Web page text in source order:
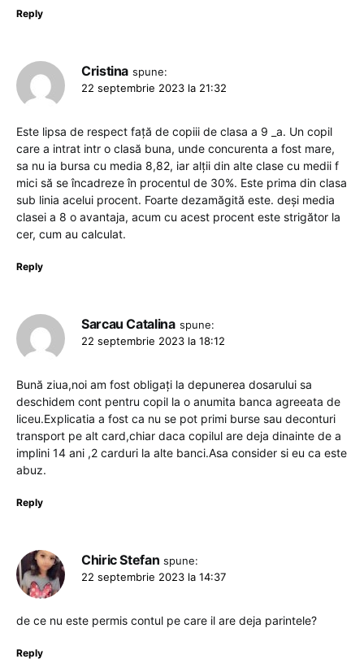
Reply
Cristina spune:
22 septembrie 2023 la 21:32
Este lipsa de respect față de copiii de clasa a 9 _a. Un copil
care a intrat intr o clasă buna, unde concurenta a fost mare,
sa nu ia bursa cu media 8,82, iar alții din alte clase cu medii f
mici să se încadreze în procentul de 30%. Este prima din clasa
sub linia acelui procent. Foarte dezamăgită este. deși media
clasei a 8 o avantaja, acum cu acest procent este strigător la
cer, cum au calculat.
Reply
Sarcau Catalina spune:
22 septembrie 2023 la 18:12
Bună ziua,noi am fost obligați la depunerea dosarului sa
deschidem cont pentru copil la o anumita banca agreeata de
liceu.Explicatia a fost ca nu se pot primi burse sau deconturi
transport pe alt card,chiar daca copilul are deja dinainte de a
implini 14 ani ,2 carduri la alte banci.Asa consider si eu ca este
abuz.
Reply
Chiric Stefan spune:
22 septembrie 2023 la 14:37
de ce nu este permis contul pe care il are deja parintele?
Reply